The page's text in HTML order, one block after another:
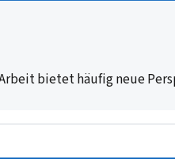
bietet häufig neue